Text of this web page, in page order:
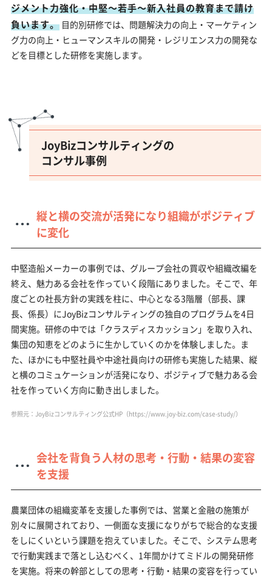
ジメント力強化・中堅～若手～新入社員の教育まで請け
負います。 目的別研修では、問題解決力の向上・マーケティン
グ力の向上・ヒューマンスキルの開発・レジリエンス力の開発な
どを目標とした研修を実施します。
JoyBizコンサルティングの
コンサル事例
縦と横の交流が活発になり組織がポジティブ
に変化
中堅造船メーカーの事例では、グループ会社の買収や組織改編を
終え、魅力ある会社を作っていく段階にありました。そこで、年
度ごとの社長方針の実践を柱に、中心となる3階層（部長、課
長、係長）にJoyBizコンサルティングの独自のプログラムを4日
間実施。研修の中では「クラスディスカッション」を取り入れ、
集団の知恵をどのように生かしていくのかを体験しました。ま
た、ほかにも中堅社員や中途社員向けの研修も実施した結果、縦
と横のコミュケーションが活発になり、ポジティブで魅力ある会
社を作っていく方向に動き出しました。
参照元：JoyBizコンサルティング公式HP（https://www.joy-biz.com/case-study/）
会社を背負う人材の思考・行動・結果の変容
を支援
農業団体の組織変革を支援した事例では、営業と金融の施策が
別々に展開されており、一側面な支援になりがちで総合的な支援
をしにくいという課題を抱えていました。そこで、システム思考
で行動実践まで落とし込むべく、1年間かけてミドルの開発研修
を実施。将来の幹部としての思考・行動・結果の変容を行ってい